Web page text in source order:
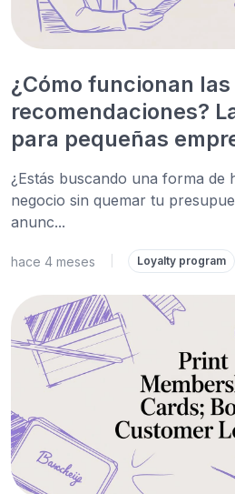
¿Cómo funcionan las
recomendaciones?
para pequeñas
¿Estás buscando una forma de
negocio sin quemar tu
anunc...
hace 4 meses Loyalty program